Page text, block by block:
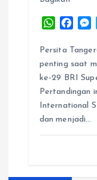
W
a
t
s
A
p
c
e
b
o
o
k
s
s
e
n
g
Persita
penting saat
ke-29 BRI
Pertandingan
International
dan menjadi…